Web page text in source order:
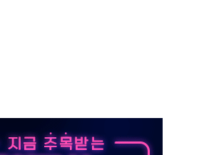
설서 신경전 고조
野 "졸속 국정"
립…전원 구조
유성우 관측